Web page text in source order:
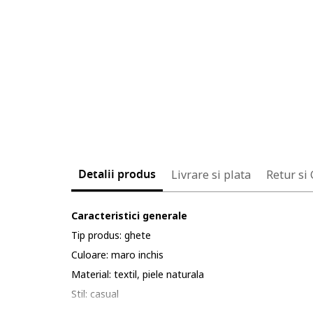
Detalii produs Livrare si plata Retur si
Caracteristici generale
Tip produs: ghete
Culoare: maro inchis
Material: textil, piele naturala
Stil: casual